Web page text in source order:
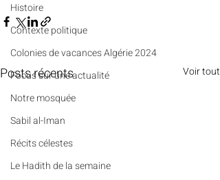
Histoire
Contexte politique
Colonies de vacances Algérie 2024
​​Focus sur une actualité
Notre mosquée
Sabil al-Iman
Récits célestes
Le Hadith de la semaine
Posts récents Voir tout